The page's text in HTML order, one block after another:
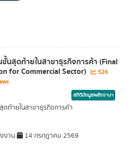
นสุดท้ายในสาขาธุรกิจการค้า (Final
for Commercial Sector)
526
สถิติข้อมูลพลังงานฯ
ท้ายในสาขาธุรกิจการค้า
งาน 14 กรกฎาคม 2569